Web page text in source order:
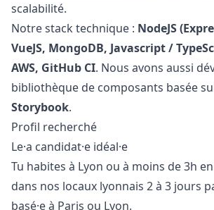
scalabilité.
Notre stack technique : NodeJS
VueJS, MongoDB, Javascript/
AWS, GitHub CI. Nous avons aussi
bibliothèque de composants basée
Storybook.
Profil recherché
Le·a candidat·e idéal·e
Tu habites à Lyon ou à moins de 3h
dans nos locaux lyonnais 2 à 3 jours
basé·e à Paris ou Lyon.